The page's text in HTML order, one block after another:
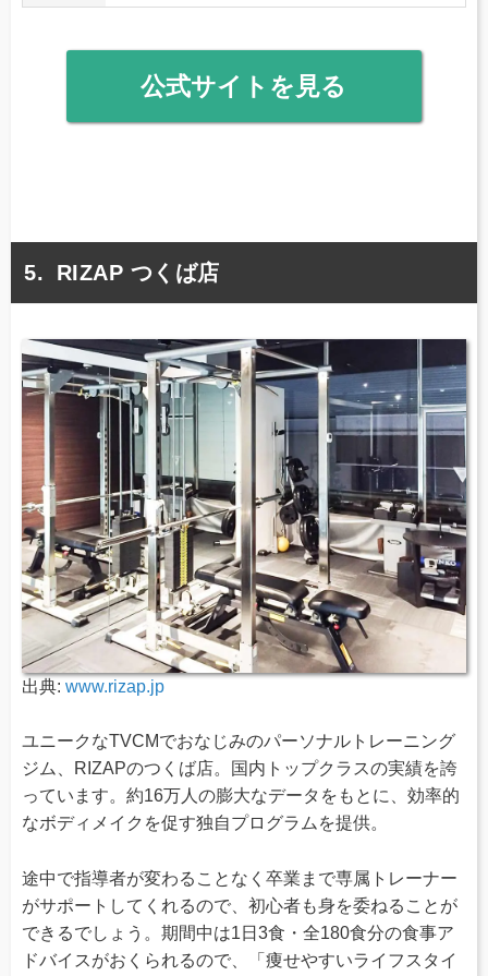
公式サイトを見る
RIZAP つくば店
出典: www.rizap.jp
ユニークなTVCMでおなじみのパーソナルトレーニング
ジム、RIZAPのつくば店。国内トップクラスの実績を誇
っています。約16万人の膨大なデータをもとに、効率的
なボディメイクを促す独自プログラムを提供。
途中で指導者が変わることなく卒業まで専属トレーナー
がサポートしてくれるので、初心者も身を委ねることが
できるでしょう。期間中は1日3食・全180食分の食事ア
ドバイスがおくられるので、「痩せやすいライフスタイ